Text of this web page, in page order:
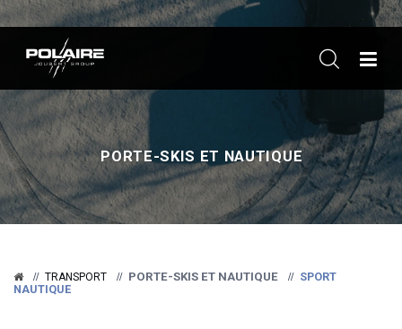
PORTE-SKIS ET NAUTIQUE
TRANSPORT PORTE-SKIS ET NAUTIQUE
SPORT
NAUTIQUE